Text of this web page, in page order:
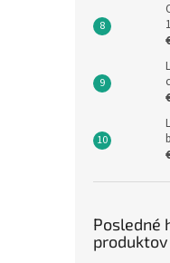
Posledné
produktov